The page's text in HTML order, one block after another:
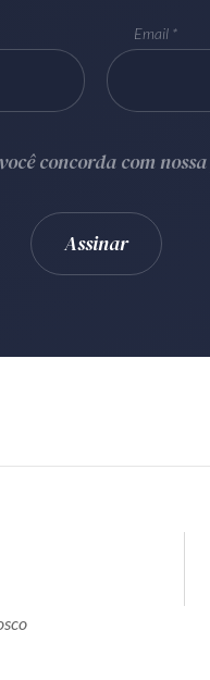
Email
concorda com nossa